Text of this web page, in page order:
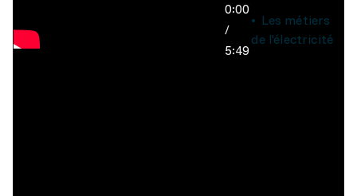
0:00
/
5:49
Les métiers
de l'électricité